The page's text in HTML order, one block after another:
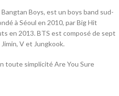
Boys, est un boys band sud-
à Séoul en 2010, par Big Hit
en 2013. BTS est composé de sept
V et Jungkook.
toute simplicité Are You Sure